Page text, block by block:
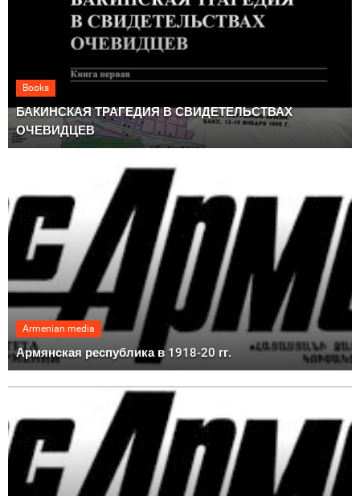
Books
БАКИНСКАЯ ТРАГЕДИЯ В СВИДЕТЕЛЬСТВАХ
ОЧЕВИДЦЕВ
Armenian media
Армянская республика в 1918-20 гг.